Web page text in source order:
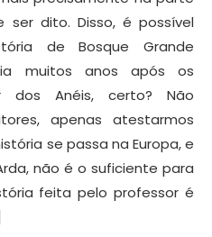
ser dito. Disso, é possível
de Bosque Grande
muitos anos após os
dos Anéis, certo? Não
apenas atestarmos
se passa na Europa, e
não é o suficiente para
feita pelo professor é